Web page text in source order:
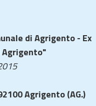
di Agrigento - Ex
Agrigento"
Agrigento (AG.)